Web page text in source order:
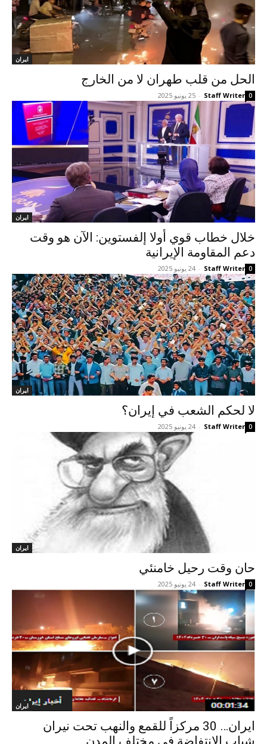
ايران
الحل من قلب طهران لا من الخارج
Staff Writer
- 25 يونيو 2025 0
ايران
خلال خطاب قوي أولا إلفستوين: الآن هو وقت
دعم المقاومة الإيرانية
Staff Writer
- 24 يونيو 2025 0
ايران
لا لحكم الشعب في إيران؟
Staff Writer
- 24 يونيو 2025 0
ايران
حان وقت رحيل خامنئي
Staff Writer
- 24 يونيو 2025 0
ايران
ایران… 30 مركزاً للقمع والنهب تحت نیران